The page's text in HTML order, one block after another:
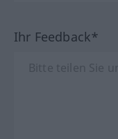
Ihr Feedback*